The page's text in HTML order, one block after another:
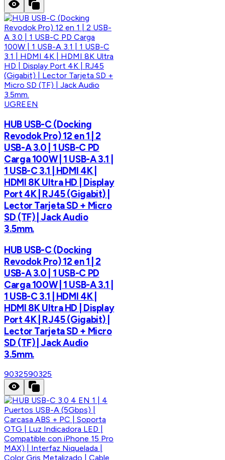
UGREEN
HUB USB-C (Docking
Revodok Pro) 12 en 1 | 2
USB-A 3.0 | 1 USB-C PD
Carga 100W | 1 USB-A 3.1 |
1 USB-C 3.1 | HDMI 4K |
HDMI 8K Ultra HD | Display
Port 4K | RJ45 (Gigabit) |
Lector Tarjeta SD + Micro
SD (TF) | Jack Audio
3.5mm.
HUB USB-C (Docking
Revodok Pro) 12 en 1 | 2
USB-A 3.0 | 1 USB-C PD
Carga 100W | 1 USB-A 3.1 |
1 USB-C 3.1 | HDMI 4K |
HDMI 8K Ultra HD | Display
Port 4K | RJ45 (Gigabit) |
Lector Tarjeta SD + Micro
SD (TF) | Jack Audio
3.5mm.
9032590325